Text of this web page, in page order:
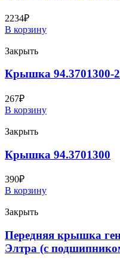
2234₽
В корзину
Закрыть
Крышка 94.3701300-
267₽
В корзину
Закрыть
Крышка 94.3701300
390₽
В корзину
Закрыть
Передняя крышка
Элтра (с